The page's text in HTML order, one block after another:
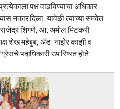
पक्ष वाढविण्याचा अधिकार
नकार दिला. यावेळी त्यांच्या समवेत
शिंगणे, आ. अमोल मिटकरी,
शेख महेबुब, ॲड. नाझेर काझी व
पदाधिकारी उप स्थित होते.